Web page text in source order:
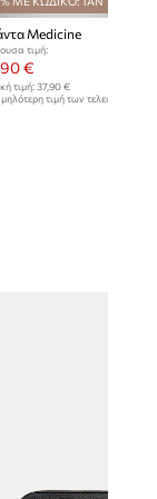
Medicine
τιμή:
€
τιμή: 37,90 €
τιμή των τελευταίων